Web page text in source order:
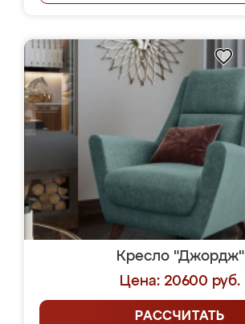
Кресло "Джордж"
Цена: 20600 руб.
РАССЧИТАТЬ